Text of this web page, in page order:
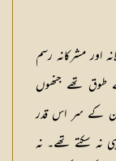
اور مشرکانہ رسم
تھے جنھوں
کے سر اس قدر
سکتے تھے۔ نہ